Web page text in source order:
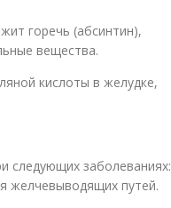
горечь (абсинтин),
вещества.
кислоты в желудке,
следующих заболеваниях:
желчевыводящих путей.